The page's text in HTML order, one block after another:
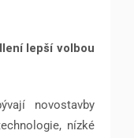
lepší volbou
novostavby
nízké